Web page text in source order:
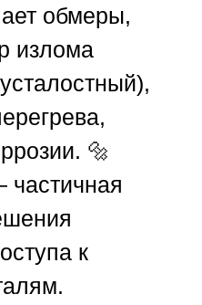
обмеры,
излома
🔩
частичная
к